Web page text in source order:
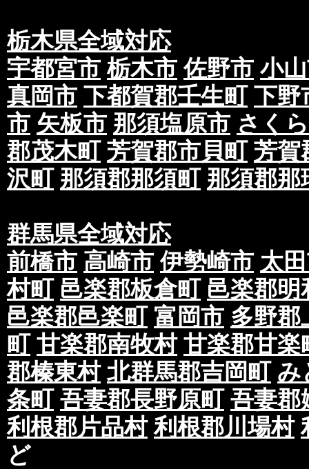
栃木県全域対応
宇都宮市 栃木市 佐野市 小
真岡市 下都賀郡壬生町 下野
市 矢板市 那須塩原市 さく
郡茂木町 芳賀郡市貝町 芳賀
沢町 那須郡那須町 那須郡那
群馬県全域対応
前橋市 高崎市 伊勢崎市 太
村町 邑楽郡板倉町 邑楽郡明
邑楽郡邑楽町 富岡市 多野郡
町 甘楽郡南牧村 甘楽郡甘楽
郡榛東村 北群馬郡吉岡町 み
条町 吾妻郡長野原町 吾妻郡
利根郡片品村 利根郡川場村
ど